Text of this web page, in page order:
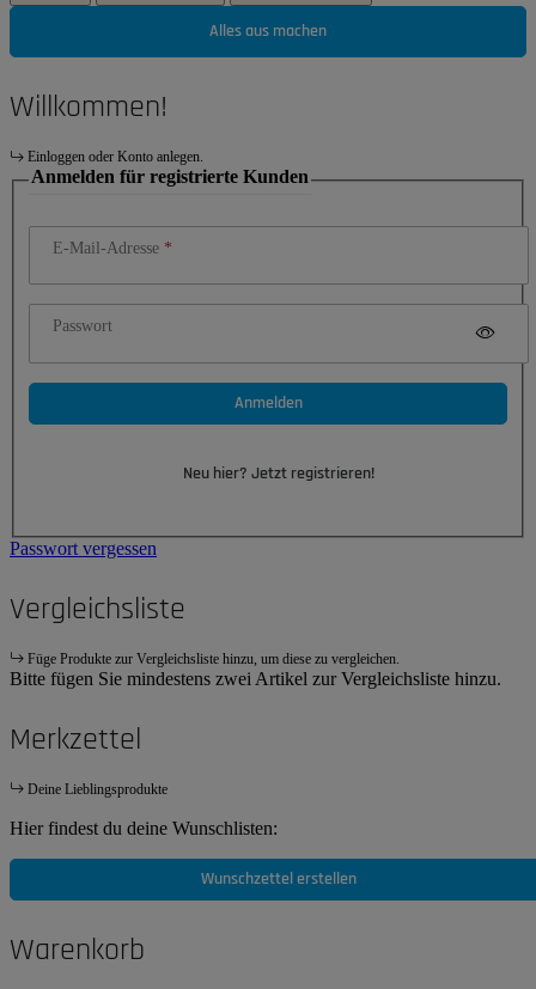
Alles aus machen
Willkommen!
Einloggen oder Konto anlegen.
Anmelden für registrierte Kunden
E-Mail-Adresse
Passwort
Anmelden
Neu hier? Jetzt registrieren!
Passwort vergessen
Vergleichsliste
Füge Produkte zur Vergleichsliste hinzu, um diese zu vergleichen.
Bitte fügen Sie mindestens zwei Artikel zur Vergleichsliste hinzu.
Merkzettel
Deine Lieblingsprodukte
Hier findest du deine Wunschlisten:
Wunschzettel erstellen
Warenkorb